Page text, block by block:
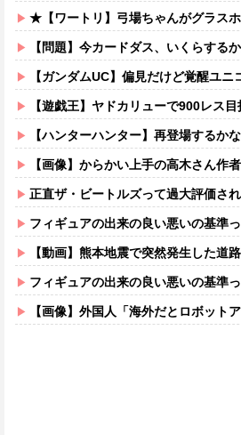
★【ワートリ】弓場ちゃんがグラスホッパーで
【問題】今カードダス、いくらする
【ガンダムUC】偏見だけど覚醒ユニ
【遊戯王】ヤドカリューで900レス
【ハンターハンター】再登場するかな
【画像】からかい上手の高木さん作者さん
正直ザ・ビートルズって過大評価さ
フィギュアの出来の良い悪いの基準
【動画】熊本地震で突然発生した道
フィギュアの出来の良い悪いの基準
【画像】外国人「海外だとロボット